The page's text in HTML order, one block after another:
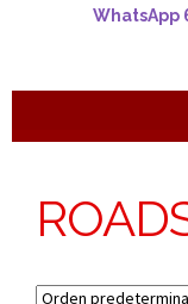
WhatsApp